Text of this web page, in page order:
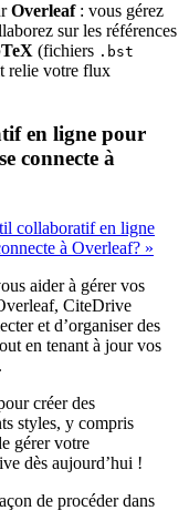
Overleaf: vous gérez
sur les références
(fichiers .bst
relie votre flux
en ligne pour
connecte à
collaboratif en ligne
à Overleaf? »
aider à gérer vos
CiteDrive
et d’organiser des
en tenant à jour vos
créer des
styles, y compris
gérer votre
dès aujourd’hui !
de procéder dans